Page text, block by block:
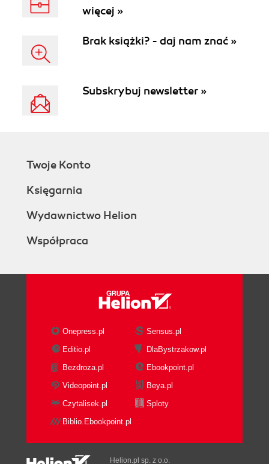
więcej »
Brak książki? - daj nam znać »
Subskrybuj newsletter »
Twoje Konto
Księgarnia
Wydawnictwo Helion
Współpraca
Onepress.pl
Sensus.pl
Editio.pl
DlaBystrzakow.pl
Bezdroza.pl
Ebookpoint.pl
Videopoint.pl
Beya.pl
Czytalisek.pl
Sploty
Biblio.Ebookpoint.pl
Helion.pl sp. z o.o.